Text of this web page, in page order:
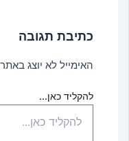
כתיבת תגובה
האימייל לא יוצג באתר.
להקליד כאן...